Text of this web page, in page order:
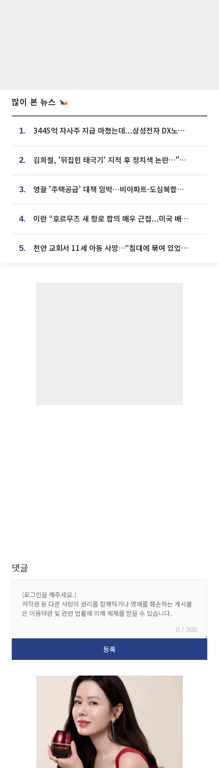
많이 본 뉴스
1. 3445억 자사주 지급 마쳤는데...삼성전자 DX노조, 뒤늦은 '떼쓰기 집회'
2. 김희철, '뒤집힌 태극기' 지적 후 정치색 논란…"좌우 떠나 우리나라 국기"
3. 영끌 '주택공급' 대책 임박⋯비아파트·도심복합까지 총동원
4. 이란 “호르무즈 새 항로 합의 매우 근접...미국 배상 먼저”
5. 천안 교회서 11세 아동 사망…“침대에 묶여 있었다” 진술 확보
댓글
0 / 300